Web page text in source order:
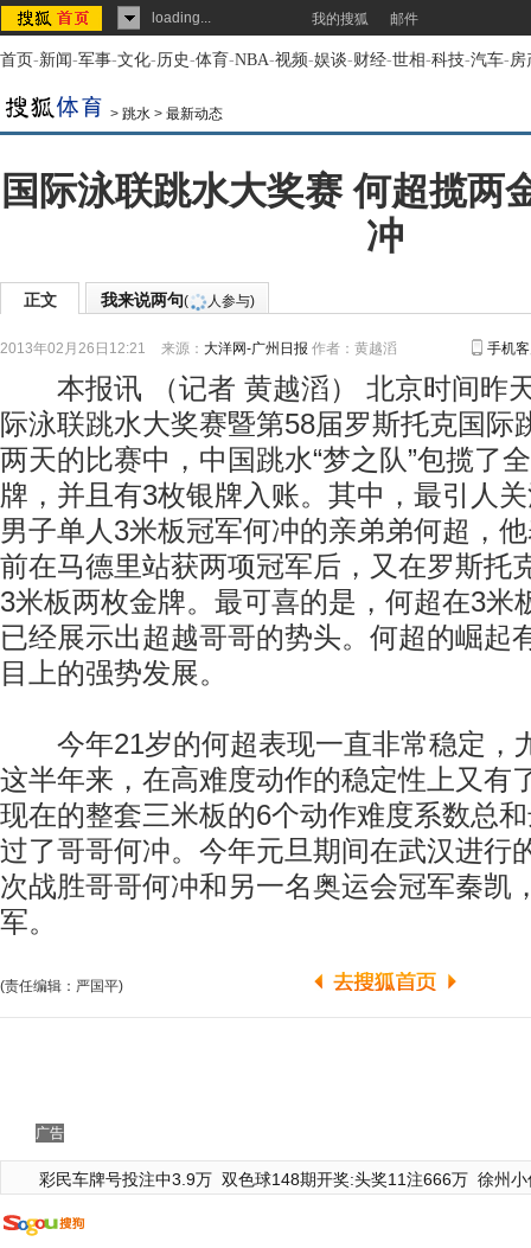
loading... 我的搜狐 邮件
首页-新闻-军事-文化-历史-体育-NBA-视频-娱谈-财经-世相-科技-汽车-房
> 跳水 > 最新动态
国际泳联跳水大奖赛 何超揽两
冲
正文 我来说两句( 人参与)
2013年02月26日12:21 来源： 大洋网-广州日报 作者：黄越滔 手机
本报讯 （记者 黄越滔） 北京时间昨
际泳联跳水大奖赛暨第58届罗斯托克国际
两天的比赛中，中国跳水“梦之队”包揽了
牌，并且有3枚银牌入账。其中，最引人
男子单人3米板冠军何冲的亲弟弟何超，
前在马德里站获两项冠军后，又在罗斯托
3米板两枚金牌。最可喜的是，何超在3米
已经展示出超越哥哥的势头。何超的崛起
目上的强势发展。
今年21岁的何超表现一直非常稳定，
这半年来，在高难度动作的稳定性上又有
现在的整套三米板的6个动作难度系数总
过了哥哥何冲。今年元旦期间在武汉进行
次战胜哥哥何冲和另一名奥运会冠军秦凯
军。
(责任编辑：严国平)
广告
彩民车牌号投注中3.9万 双色球148期开奖:头奖11注666万 徐州